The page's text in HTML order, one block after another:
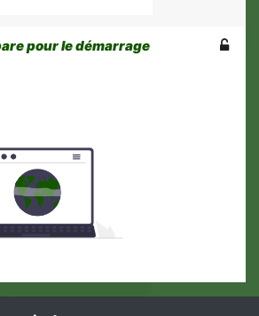
pour le démarrage